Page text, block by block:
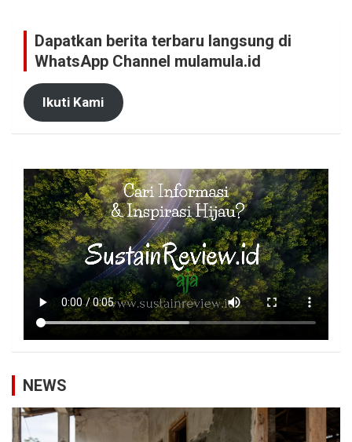
Dapatkan berita terbaru langsung di
WhatsApp Channel mulamula.id
Ikuti Kami
NEWS